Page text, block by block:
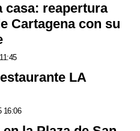
casa: reapertura
Cartagena con su
LA
16:06